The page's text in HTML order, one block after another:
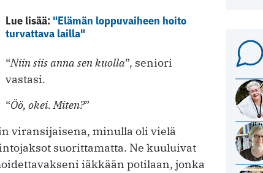
Lue lisää: "Elämän loppuvaiheen hoito
turvattava lailla"
“Niin siis anna sen kuolla”, seniori
vastasi.
“Öö, okei. Miten?”
viransijaisena, minulla oli vielä
suorittamatta. Ne kuuluivat
iäkkään potilaan, jonka